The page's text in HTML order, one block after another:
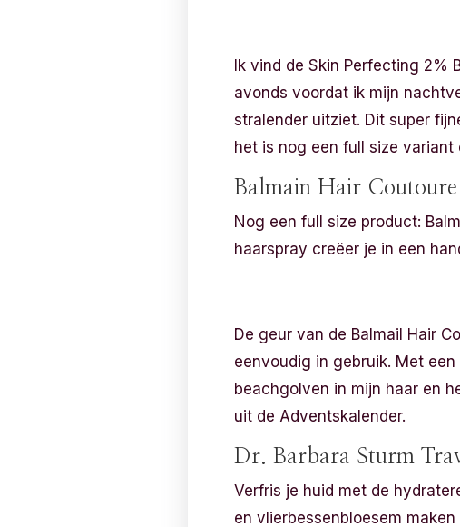
Ik vind de Skin Perfecting 2%
avonds voordat ik mijn
stralender uitziet. Dit super
het is nog een full size variant
Balmain Hair
Nog een full size product:
haarspray creëer je in een
De geur van de Balmail Hair
eenvoudig in gebruik. Met
beachgolven in mijn haar en
uit de Adventskalender.
Dr. Barbara Sturm
Verfris je huid met de
en vlierbessenbloesem